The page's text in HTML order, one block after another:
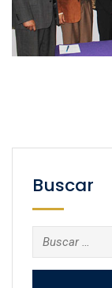
Buscar
Buscar: